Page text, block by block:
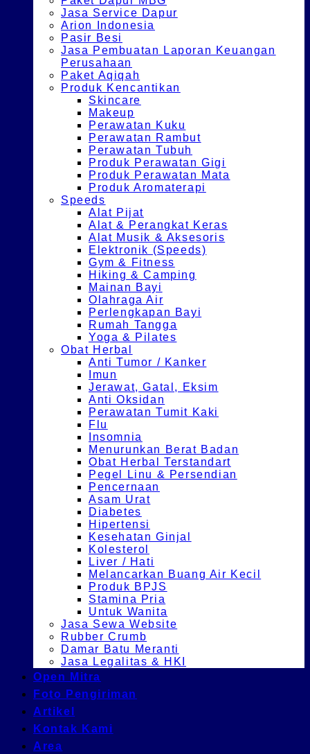
Jasa Service Dapur
Arion Indonesia
Pasir Besi
Jasa Pembuatan Laporan Keuangan
Perusahaan
Paket Aqiqah
Produk Kencantikan
Skincare
Makeup
Perawatan Kuku
Perawatan Rambut
Perawatan Tubuh
Produk Perawatan Gigi
Produk Perawatan Mata
Produk Aromaterapi
Speeds
Alat Pijat
Alat & Perangkat Keras
Alat Musik & Aksesoris
Elektronik (Speeds)
Gym & Fitness
Hiking & Camping
Mainan Bayi
Olahraga Air
Perlengkapan Bayi
Rumah Tangga
Yoga & Pilates
Obat Herbal
Anti Tumor / Kanker
Imun
Jerawat, Gatal, Eksim
Anti Oksidan
Perawatan Tumit Kaki
Flu
Insomnia
Menurunkan Berat Badan
Obat Herbal Terstandart
Pegel Linu & Persendian
Pencernaan
Asam Urat
Diabetes
Hipertensi
Kesehatan Ginjal
Kolesterol
Liver / Hati
Melancarkan Buang Air Kecil
Produk BPJS
Stamina Pria
Untuk Wanita
Jasa Sewa Website
Rubber Crumb
Damar Batu Meranti
Jasa Legalitas & HKI
Open Mitra
Foto Pengiriman
Artikel
Kontak Kami
Area